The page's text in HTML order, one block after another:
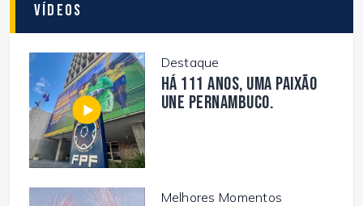
Vídeos
Destaque
Há 111 anos, uma paixão
une Pernambuco.
Melhores Momentos